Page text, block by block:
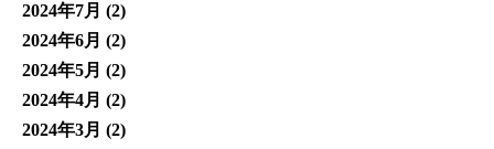
2024年7月 (2)
2024年6月 (2)
2024年5月 (2)
2024年4月 (2)
2024年3月 (2)